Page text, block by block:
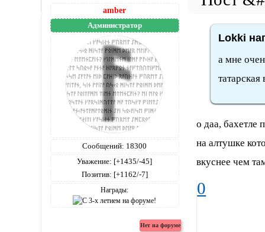
amber
Администратор
Сообщений: 18300
Уважение: [+1435/-45]
Позитив: [+1162/-7]
Награды:
Lokki
а мне
татарская
о даа, бахетле
на алтушке
вкуснее чем
0